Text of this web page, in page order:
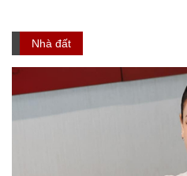
Nhà đất